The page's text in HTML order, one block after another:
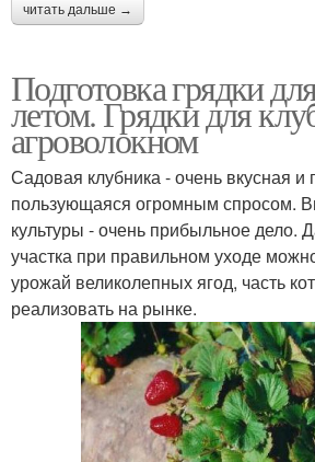
читать дальше →
Подготовка грядки
летом. Грядки для
агроволокном
Садовая клубника - очень вкусная и
пользующаяся огромным спросом.
культуры - очень прибыльное дело.
участка при правильном уходе
урожай великолепных ягод, часть
реализовать на рынке.